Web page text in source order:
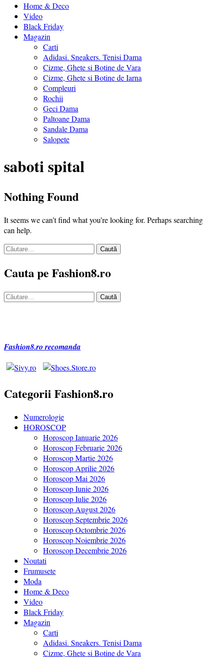
Home & Deco
Video
Black Friday
Magazin
Carti
Adidasi. Sneakers. Tenisi Dama
Cizme, Ghete si Botine de Vara
Cizme, Ghete si Botine de Iarna
Compleuri
Rochii
Geci Dama
Paltoane Dama
Sandale Dama
Salopete
saboti spital
Nothing Found
It seems we can’t find what you’re looking for. Perhaps searching
can help.
Caută
Cauta pe Fashion8.ro
Caută
Fashion8.ro recomanda
Categorii Fashion8.ro
Numerologie
HOROSCOP
Horoscop Ianuarie 2026
Horoscop Februarie 2026
Horoscop Martie 2026
Horoscop Aprilie 2026
Horoscop Mai 2026
Horoscop Iunie 2026
Horoscop Iulie 2026
Horoscop August 2026
Horoscop Septembrie 2026
Horoscop Octombrie 2026
Horoscop Noiembrie 2026
Horoscop Decembrie 2026
Noutati
Frumusete
Moda
Home & Deco
Video
Black Friday
Magazin
Carti
Adidasi. Sneakers. Tenisi Dama
Cizme, Ghete si Botine de Vara